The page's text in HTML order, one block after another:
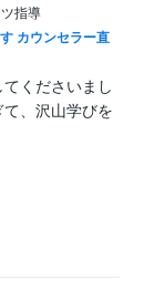
指導
カウンセラー直
くださいまし
、沢山学びを